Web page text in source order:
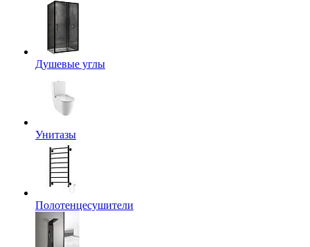
Душевые углы
Унитазы
Полотенцесушители